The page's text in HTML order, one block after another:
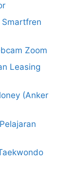
Smartfren
Zoom
Leasing
(Anker